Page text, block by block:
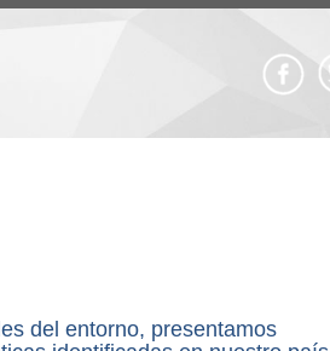
Body
del entorno, presentamos